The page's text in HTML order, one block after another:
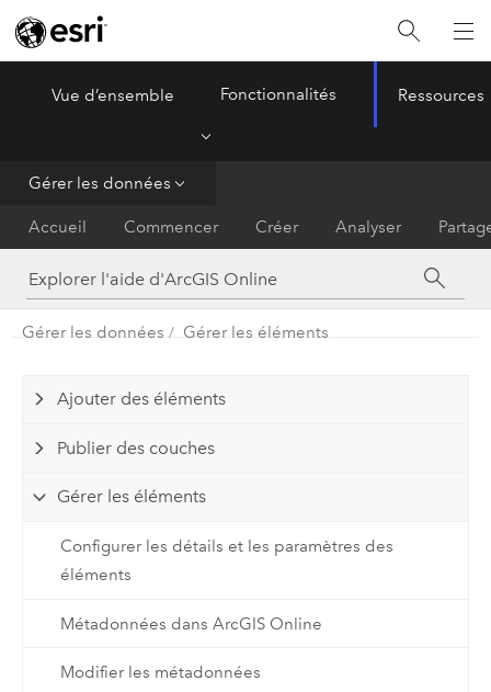
ArcGIS Online
Vue d’ensemble Fonctionnalités Ressources
Gérer les données
Accueil Commencer Créer Analyser
Gérer les données Gérer les éléments
Ajouter des éléments
Publier des couches
Gérer les éléments
Configurer les détails et les paramètres des
éléments
Métadonnées dans ArcGIS Online
Modifier les métadonnées